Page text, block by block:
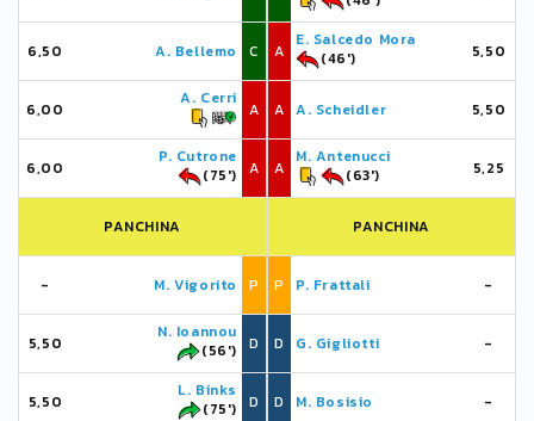
6,50 A. Bellemo C
6,00
A. Cerri
A
6,00
P. Cutrone
(75')
A
PANCHINA
- M. Vigorito P
5,50
N. Ioannou
(56')
D
5,50
L. Binks
(75')
D
A
E. Salcedo Mora
(46')
5,50
A A. Scheidler 5,50
A
M. Antenucci
(63')
5,25
PANCHINA
P P. Frattali -
D G. Gigliotti -
D M. Bosisio -